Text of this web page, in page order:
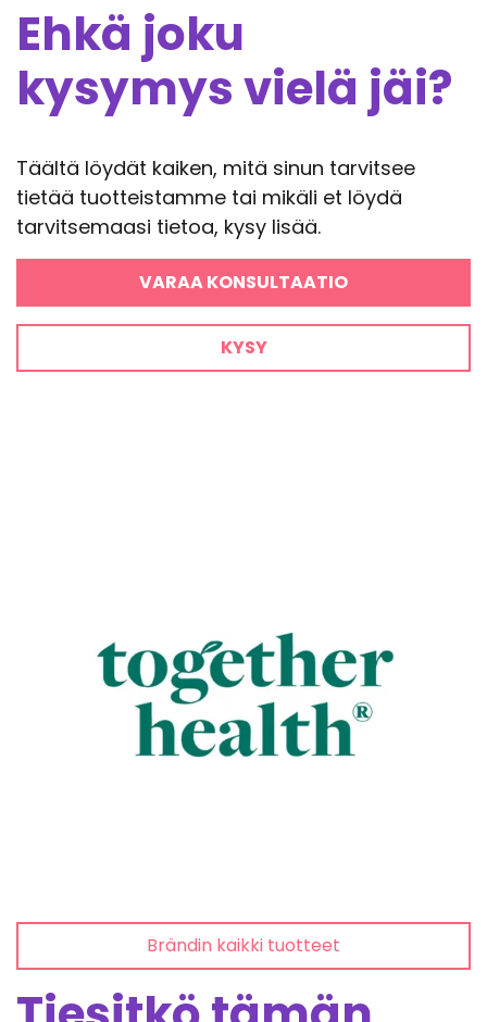
Ehkä joku
kysymys vielä jäi?
Täältä löydät kaiken, mitä sinun tarvitsee
tietää tuotteistamme tai mikäli et löydä
tarvitsemaasi tietoa, kysy lisää.
VARAA KONSULTAATIO
KYSY
Brändin kaikki tuotteet